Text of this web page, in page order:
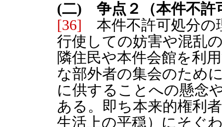
(二) 争点２（本件不許
[36] 本件不許可処分の
行使しての妨害や混乱
隣住民や本件会館を利
な部外者の集会のため
に供することへの懸念
ある。即ち本来的権利
生活上の平穏）にそぐ